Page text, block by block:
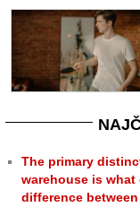
The primary
warehouse is
difference